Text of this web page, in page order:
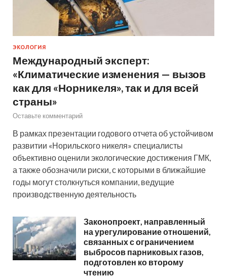
ЭКОЛОГИЯ
Международный эксперт:
«Климатические изменения — вызов
как для «Норникеля», так и для всей
страны»
Оставьте комментарий
В рамках презентации годового отчета об устойчивом
развитии «Норильского никеля» специалисты
объективно оценили экологические достижения ГМК,
а также обозначили риски, с которыми в ближайшие
годы могут столкнуться компании, ведущие
производственную деятельность
Законопроект, направленный
на урегулирование отношений,
связанных с ограничением
выбросов парниковых газов,
подготовлен ко второму
чтению